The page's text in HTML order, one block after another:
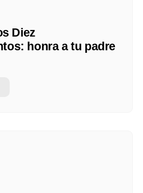
Diez
honra a tu padre